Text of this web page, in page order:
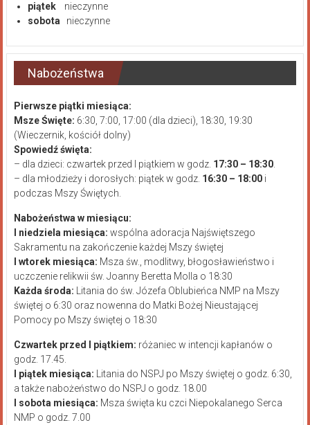
piątek
nieczynne
sobota nieczynne
Nabożeństwa
Pierwsze piątki miesiąca:
Msze Święte: 6:30, 7:00, 17:00 (dla dzieci), 18:30, 19:30
(Wieczernik, kościół dolny)
Spowiedź święta:
– dla dzieci: czwartek przed I piątkiem w godz. 17:30 – 18:30.
– dla młodzieży i dorosłych: piątek w godz. 16:30 – 18:00i
podczas Mszy Świętych.
Nabożeństwa w miesiącu:
I niedziela miesiąca: wspólna adoracja Najświętszego
Sakramentu na zakończenie każdej Mszy świętej
I wtorek miesiąca: Msza św., modlitwy, błogosławieństwo i
uczczenie relikwii św. Joanny Beretta Molla o 18:30
Każda środa: Litania do św. Józefa Oblubieńca NMP na Mszy
świętej o 6:30 oraz nowenna do Matki Bożej Nieustającej
Pomocy po Mszy świętej o 18:30
Czwartek przed I piątkiem: różaniec w intencji kapłanów o
godz. 17.45.
I piątek miesiąca: Litania do NSPJ po Mszy świętej o godz. 6:30,
a także nabożeństwo do NSPJ o godz. 18.00
I sobota miesiąca: Msza święta ku czci Niepokalanego Serca
NMP o godz. 7.00